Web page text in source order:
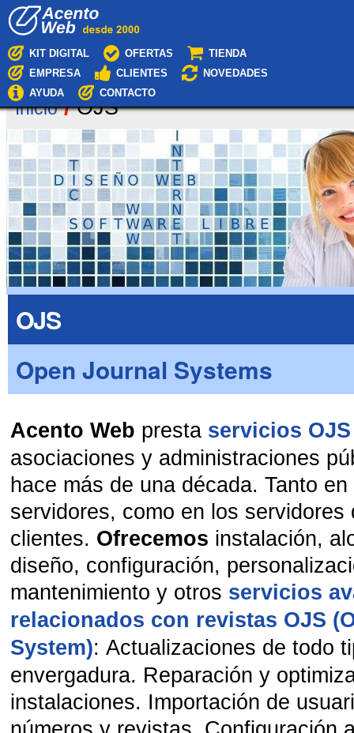
KIT DIGITAL OFERTAS
TIENDA
EMPRESA
CLIENTES
NOVEDADES
AYUDA
CONTACTO
Inicio /OJS
OJS
Open Journal Systems
Acento Web presta servicios OJS
asociaciones y administraciones
hace más de una década. Tanto
servidores, como en los servidores
clientes. Ofrecemos instalación,
diseño, configuración,
mantenimiento y otros servicios
relacionados con revistas OJS
System): Actualizaciones de todo
envergadura. Reparación y
instalaciones. Importación de